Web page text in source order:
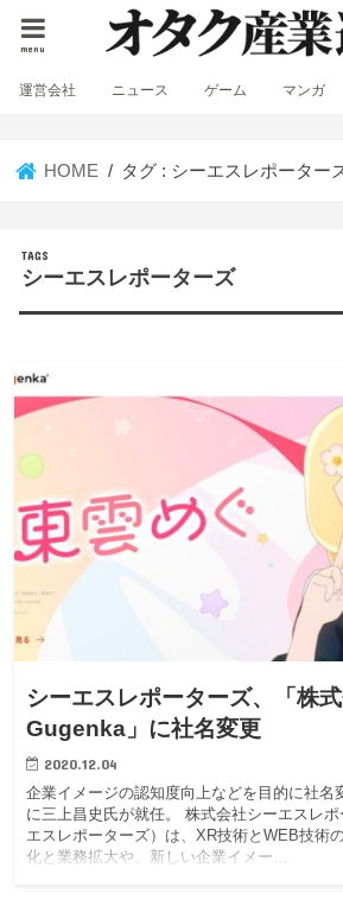
menu
運営会社 ニュース ゲーム マンガ
HOME タグ : シーエスレポーター
シーエスレポーターズ
シーエスレポーターズ、「株
Gugenka」に社名変更
2020.12.04
企業イメージの認知度向上などを目的に社名
に三上昌史氏が就任。 株式会社シーエスレ
エスレポーターズ）は、XR技術とWEB技術
化と業務拡大や、新しい企業イメー…